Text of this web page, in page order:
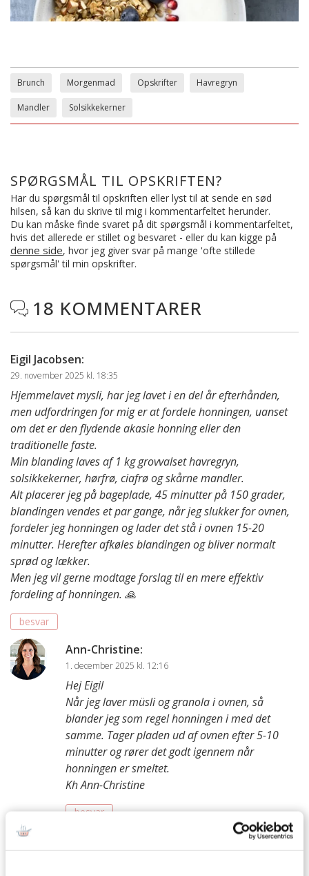
Brunch Morgenmad Opskrifter Havregryn
Mandler Solsikkekerner
SPØRGSMÅL TIL OPSKRIFTEN?
Har du spørgsmål til opskriften eller lyst til at sende en sød
hilsen, så kan du skrive til mig i kommentarfeltet herunder.
Du kan måske finde svaret på dit spørgsmål i kommentarfeltet,
hvis det allerede er stillet og besvaret - eller du kan kigge på
denne side, hvor jeg giver svar på mange 'ofte stillede
spørgsmål' til min opskrifter.
 18 KOMMENTARER
Eigil Jacobsen:
29. november 2025 kl. 18:35
Hjemmelavet mysli, har jeg lavet i en del år efterhånden,
men udfordringen for mig er at fordele honningen, uanset
om det er den flydende akasie honning eller den
traditionelle faste.
Min blanding laves af 1 kg grovvalset havregryn,
solsikkekerner, hørfrø, ciafrø og skårne mandler.
Alt placerer jeg på bageplade, 45 minutter på 150 grader,
blandingen vendes et par gange, når jeg slukker for ovnen,
fordeler jeg honningen og lader det stå i ovnen 15-20
minutter. Herefter afkøles blandingen og bliver normalt
sprød og lækker.
Men jeg vil gerne modtage forslag til en mere effektiv
fordeling af honningen. 🙏
besvar
Ann-Christine:
1. december 2025 kl. 12:16
Hej Eigil
Når jeg laver müsli og granola i ovnen, så
blander jeg som regel honningen i med det
samme. Tager pladen ud af ovnen efter 5-10
minutter og rører det godt igennem når
honningen er smeltet.
Kh Ann-Christine
besvar